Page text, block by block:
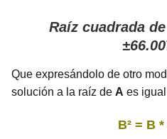
Raíz cuadrada
Que expresándolo de otro
solución a la raíz de A es
B² = B